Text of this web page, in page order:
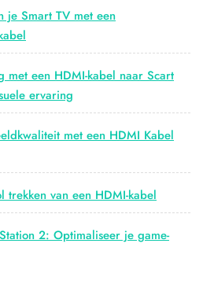
je Smart TV met een
een HDMI-kabel naar Scart
ervaring
met een HDMI Kabel
trekken van een HDMI-kabel
2: Optimaliseer je game-